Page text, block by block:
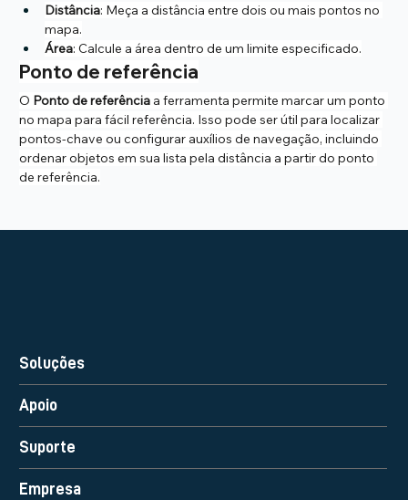
Distância: Meça a distância entre dois ou mais pontos no
mapa.
Área: Calcule a área dentro de um limite especificado.
Ponto de referência
O Ponto de referência a ferramenta permite marcar um ponto
no mapa para fácil referência. Isso pode ser útil para localizar
pontos-chave ou configurar auxílios de navegação, incluindo
ordenar objetos em sua lista pela distância a partir do ponto
de referência.
Soluções
Apoio
Suporte
Empresa